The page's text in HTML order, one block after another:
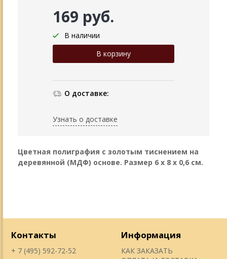
169 руб.
В наличии
О доставке:
Узнать о доставке
Цветная полиграфия с золотым тиснением на
деревянной (МДФ) основе. Размер 6 х 8 х 0,6 см.
Контакты
+ 7 (495) 592-72-52
Информация
КАК ЗАКАЗАТЬ